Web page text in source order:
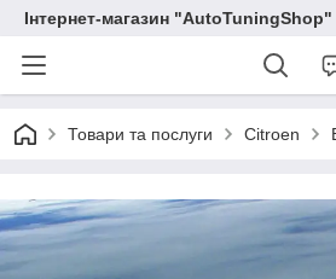
Інтернет-магазин "AutoTuningShop"
Товари та послуги Citroen